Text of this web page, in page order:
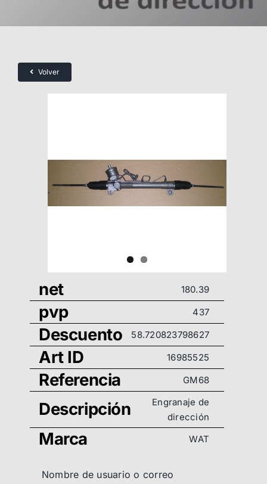
Volver
net 180.39
pvp 437
Descuento 58.720823798627
Art ID 16985525
Referencia GM68
Descripción
Engranaje de
dirección
Marca WAT
Nombre de usuario o correo